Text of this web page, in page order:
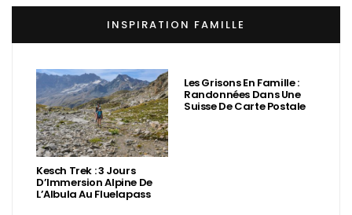
INSPIRATION FAMILLE
Kesch Trek : 3 Jours
D’Immersion Alpine De
L’Albula Au Fluelapass
Les Grisons En Famille :
Randonnées Dans Une
Suisse De Carte Postale